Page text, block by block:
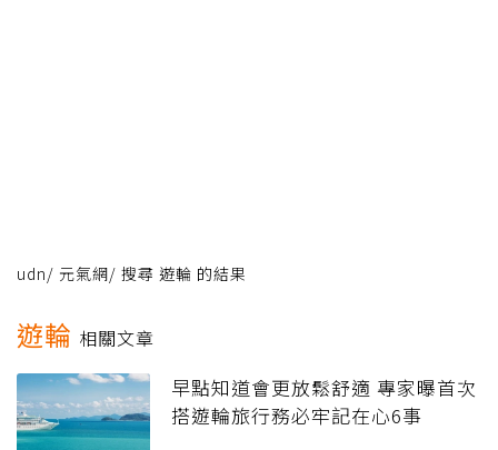
udn/ 元氣網/ 搜尋 遊輪 的結果
遊輪 相關文章
早點知道會更放鬆舒適 專家曝首次
搭遊輪旅行務必牢記在心6事